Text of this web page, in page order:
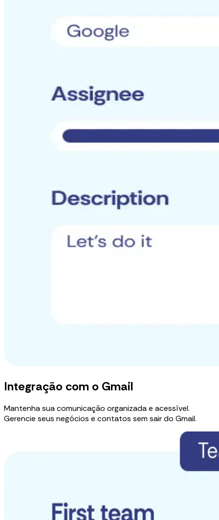
Integração com o Gmail
Mantenha sua comunicação organizada e acessível.
Gerencie seus negócios e contatos sem sair do Gmail.